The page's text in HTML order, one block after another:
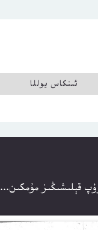
قېلىشىڭىز مۇمكىن...